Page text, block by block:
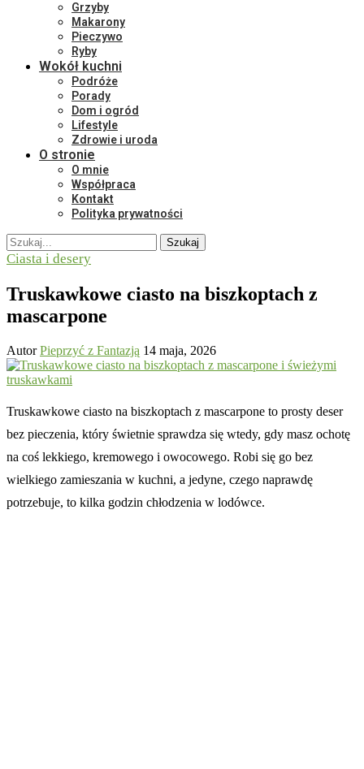
Grzyby
Makarony
Pieczywo
Ryby
Wokół kuchni
Podróże
Porady
Dom i ogród
Lifestyle
Zdrowie i uroda
O stronie
O mnie
Współpraca
Kontakt
Polityka prywatności
Szukaj
Ciasta i desery
Truskawkowe ciasto na biszkoptach z
mascarpone
AutorPieprzyć z Fantazją 14 maja, 2026
Truskawkowe ciasto na biszkoptach z mascarpone to prosty deser
bez pieczenia, który świetnie sprawdza się wtedy, gdy masz ochotę
na coś lekkiego, kremowego i owocowego. Robi się go bez
wielkiego zamieszania w kuchni, a jedyne, czego naprawdę
potrzebuje, to kilka godzin chłodzenia w lodówce.